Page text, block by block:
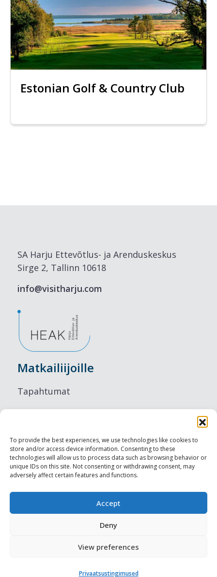
To provide the best experiences, we use technologies like cookies to
store and/or access device information. Consenting to these
technologies will allow us to process data such as browsing behavior or
unique IDs on this site. Not consenting or withdrawing consent, may
adversely affect certain features and functions.
Accept
Deny
View preferences
Privaatsustingimused
Estonian Golf & Country Club
SA Harju Ettevõtlus- ja Arenduskeskus
Sirge 2, Tallinn 10618
info@visitharju.com
Matkailiijoille
Tapahtumat
Ruokailu
Nähtävyydet
Visit Tallinn
Ammattilaisille
Harju-, Rapla- & Läänemaa DMO